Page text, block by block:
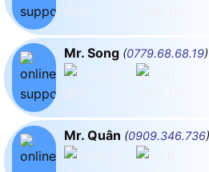
Mr. Song (0779.68.68.19)
Mr. Quân (0909.346.736)